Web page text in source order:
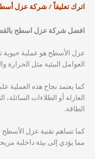
اترك تعليقاً/شركة عزل
افضل شركة عزل اسطح
عزل الأسطح هو عملية حيوية
العوامل البيئية مثل الحرارة
كما يعتمد نجاح هذه العملية
العازلة أو الطلاءات
الطاقة.
كما تساهم تقنية عزل
مما يؤدي إلى بيئة داخلية